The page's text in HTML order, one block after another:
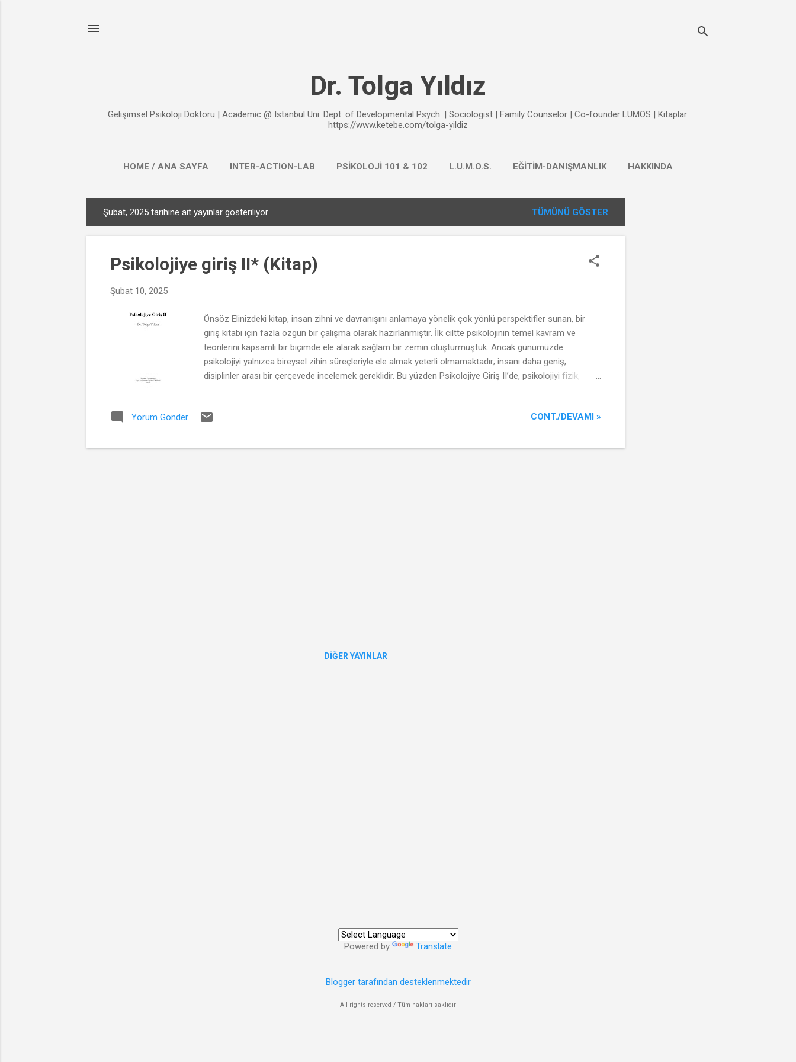
Dr. Tolga Yıldız
Gelişimsel Psikoloji Doktoru | Academic @ Istanbul Uni. Dept. of Developmental Psych. | Sociologist | Family Counselor | Co-founder LUMOS | Kitaplar:
https://www.ketebe.com/tolga-yildiz
HOME / ANA SAYFA INTER-ACTION-LAB PSİKOLOJİ 101 & 102 L.U.M.O.S. EĞİTİM-DANIŞMANLIK HAKKINDA
a
Şubat, 2025 tarihine ait yayınlar gösteriliyor TÜMÜNÜ GÖSTER
Psikolojiye giriş II* (Kitap)
Şubat 10, 2025
Önsöz Elinizdeki kitap, insan zihni ve davranışını anlamaya yönelik çok yönlü perspektifler sunan, bir
giriş kitabı için fazla özgün bir çalışma olarak hazırlanmıştır. İlk ciltte psikolojinin temel kavram ve
teorilerini kapsamlı bir biçimde ele alarak sağlam bir zemin oluşturmuştuk. Ancak günümüzde
psikolojiyi yalnızca bireysel zihin süreçleriyle ele almak yeterli olmamaktadır; insanı daha geniş,
disiplinler arası bir çerçevede incelemek gereklidir. Bu yüzden Psikolojiye Giriş II’de, psikolojiyi fizik,
gibi bireyin yaşantısına doğrudan yansıyan konulara kadar geniş bir içeriğe sahiptir. Dijital dünyanın birey
psikoloji arasındaki ilişkiye kadar birçok alanı kapsayan çok yönlü bi...
Yorum Gönder CONT./DEVAMI »
DIĞER YAYINLAR
Powered by Translate
Blogger tarafından desteklenmektedir
All rights reserved / Tüm hakları saklıdır